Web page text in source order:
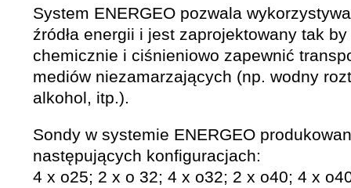
System ENERGEO pozwala
źródła energii i jest zaprojektowany tak
chemicznie i ciśnieniowo zapewnić
mediów niezamarzających (np. wodny
alkohol, itp.).
Sondy w systemie ENERGEO
następujących konfiguracjach:
4 x o25; 2 x o 32; 4 x o32; 2 x o40; 4 x